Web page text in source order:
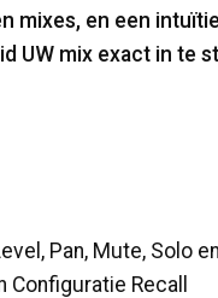
mixes, en een
UW mix exact in te
Pan, Mute, Solo
Recall